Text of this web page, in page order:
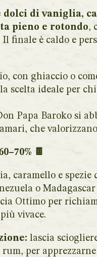
dolci di vaniglia,
pieno e rotondo,
finale è caldo e
con ghiaccio o
scelta ideale per
Papa Baroko si
che
🍫
caramello e spezie
o
Ottimo per
vivace.
lascia
rum, per